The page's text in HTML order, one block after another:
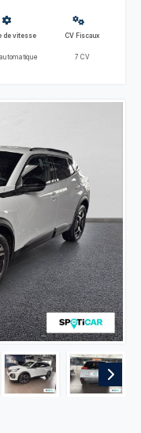
de vitesse
automatique
CV Fiscaux
7 CV